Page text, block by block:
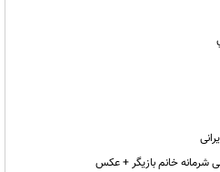
شرمانه خانم بازیگر + عکس